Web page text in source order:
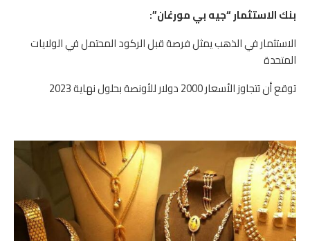
بنك الاستثمار “جيه بي مورغان”:
الاستثمار في الذهب يمثل فرصة قبل الركود المحتمل في الولايات
المتحدة
توقع أن تتجاوز الأسعار 2000 دولار للأونصة بحلول نهاية 2023